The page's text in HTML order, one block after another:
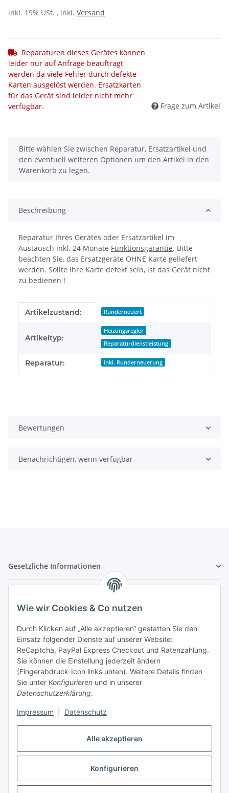
Alle akzeptieren
Konfigurieren
Wie wir Cookies & Co nutzen
Durch Klicken auf „Alle akzeptieren“ gestatten Sie den
Einsatz folgender Dienste auf unserer Website:
ReCaptcha, PayPal Express Checkout und Ratenzahlung.
Sie können die Einstellung jederzeit ändern
(Fingerabdruck-Icon links unten). Weitere Details finden
Sie unter Konfigurieren und in unserer
Datenschutzerklärung.
Impressum Datenschutz
inkl. 19% USt. , inkl. Versand
Reparaturen dieses Gerätes können
leider nur auf Anfrage beauftragt
werden da viele Fehler durch defekte
Karten ausgelöst werden. Ersatzkarten
für das Gerät sind leider nicht mehr
verfügbar.
Frage zum Artikel
x
Bitte wählen Sie zwischen Reparatur, Ersatzartikel und
den eventuell weiteren Optionen um den Artikel in den
Warenkorb zu legen.
Beschreibung
Reparatur Ihres Gerätes oder Ersatzartikel im
Austausch inkl. 24 Monate Funktionsgarantie. Bitte
beachten Sie, das Ersatzgeräte OHNE Karte geliefert
werden. Sollte Ihre Karte defekt sein, ist das Gerät nicht
zu bedienen !
Produkteigenschaft
Wert
Artikelzustand: Runderneuert
Artikeltyp:
Heizungsregler
Reparaturdienstleistung
Reparatur: inkl. Runderneuerung
Bewertungen
Benachrichtigen, wenn verfügbar
Gesetzliche Informationen
Zahlung & Versand
Vertrag widerrufen
* Alle Preise inkl. gesetzlicher USt., inkl.Versand